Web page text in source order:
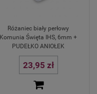
Różaniec biały perłowy
Komunia Święta IHS, 6mm +
PUDEŁKO ANIOŁEK
23,95 zł